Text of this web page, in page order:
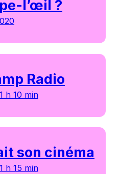
l’œil ?
Radio
h 10 min
son cinéma
h 15 min